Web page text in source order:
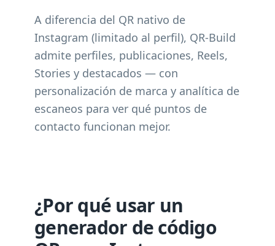
A diferencia del QR nativo de
Instagram (limitado al perfil), QR-Build
admite perfiles, publicaciones, Reels,
Stories y destacados — con
personalización de marca y analítica de
escaneos para ver qué puntos de
contacto funcionan mejor.
¿Por qué usar un
generador de código